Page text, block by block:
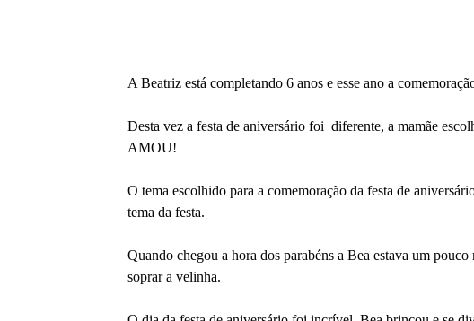
A Beatriz está completando 6 anos e esse ano a
Desta vez a festa de aniversário foi diferente, a mamãe
AMOU!
O tema escolhido para a comemoração da festa de
tema da festa.
Quando chegou a hora dos parabéns a Bea estava um
soprar a velinha.